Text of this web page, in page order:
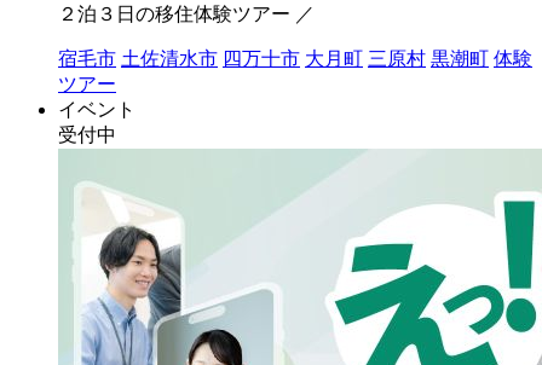
２泊３日の移住体験ツアー ／
宿毛市 土佐清水市 四万十市 大月町 三原村 黒潮町 体験
ツアー
イベント
受付中